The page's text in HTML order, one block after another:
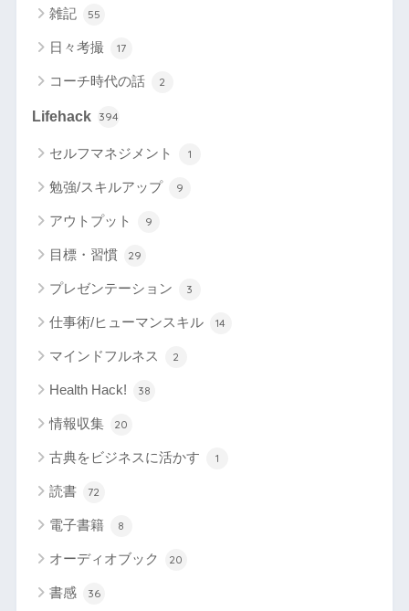
雑記 55
日々考撮 17
コーチ時代の話 2
Lifehack 394
セルフマネジメント 1
勉強/スキルアップ 9
アウトプット 9
目標・習慣 29
プレゼンテーション 3
仕事術/ヒューマンスキル 14
マインドフルネス 2
Health Hack! 38
情報収集 20
古典をビジネスに活かす 1
読書 72
電子書籍 8
オーディオブック 20
書感 36